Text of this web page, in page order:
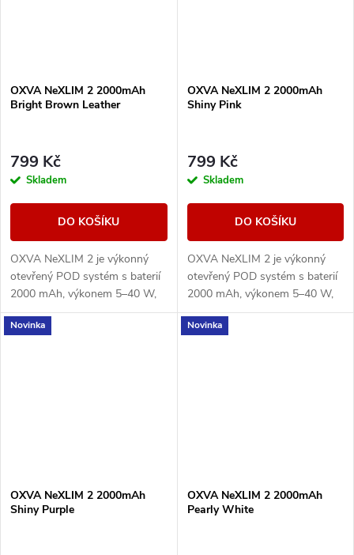
OXVA NeXLIM 2 2000mAh
Bright Brown Leather
799 Kč
Skladem
DO KOŠÍKU
OXVA NeXLIM 2 je výkonný
otevřený POD systém s baterií
2000 mAh, výkonem 5–40 W,
rychlým nabíjením 5V/3A a
cartridgemi UNITECH 3.0 s
OXVA NeXLIM 2 2000mAh
Shiny Pink
799 Kč
Skladem
DO KOŠÍKU
OXVA NeXLIM 2 je výkonný
otevřený POD systém s baterií
2000 mAh, výkonem 5–40 W,
rychlým nabíjením 5V/3A a
cartridgemi UNITECH 3.0 s
Novinka
OXVA NeXLIM 2 2000mAh
Shiny Purple
Novinka
OXVA NeXLIM 2 2000mAh
Pearly White